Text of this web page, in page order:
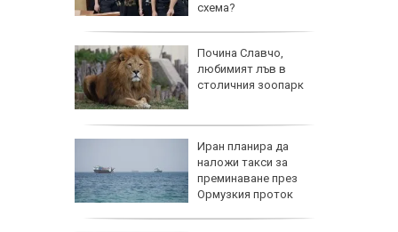
схема?
Почина Славчо,
любимият лъв в
столичния зоопарк
Иран планира да
наложи такси за
преминаване през
Ормузкия проток